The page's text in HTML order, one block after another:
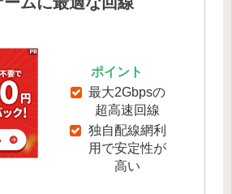
ポイント
最大2Gbpsの
超高速回線
独自配線網利
用で安定性が
高い